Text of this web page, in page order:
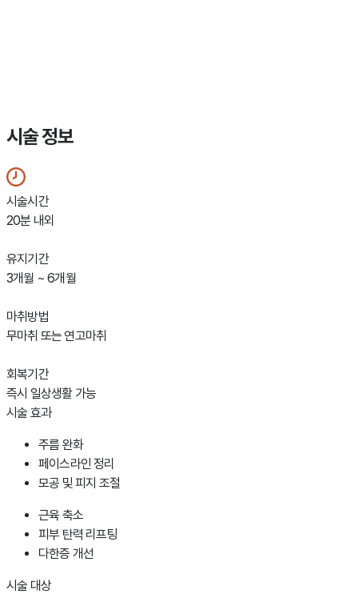
시술 정보
시술시간
20분 내외
유지기간
3개월 ~ 6개월
마취방법
무마취 또는 연고마취
회복기간
즉시 일상생활 가능
시술 효과
주름 완화
페이스라인 정리
모공 및 피지 조절
근육 축소
피부 탄력 리프팅
다한증 개선
시술 대상